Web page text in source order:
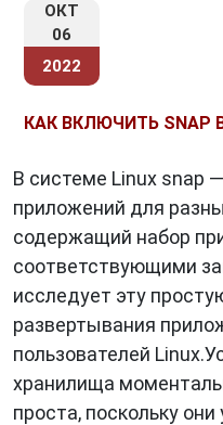
ОКТ
06
2022
КАК ВКЛЮЧИТЬ SNAP В
В системе Linux snap
приложений для
содержащий набор
соответствующими
исследует эту
развертывания
пользователей
хранилища
проста, поскольку